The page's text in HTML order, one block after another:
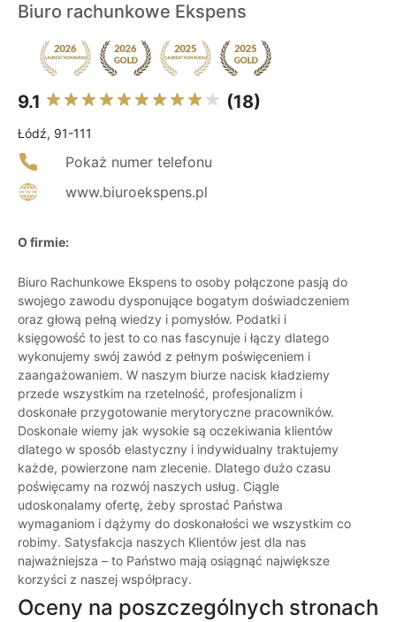
Biuro rachunkowe Ekspens
9.1 (18)
Łódź, 91-111
Pokaż numer telefonu
www.biuroekspens.pl
O firmie:
Biuro Rachunkowe Ekspens to osoby połączone pasją do
swojego zawodu dysponujące bogatym doświadczeniem
oraz głową pełną wiedzy i pomysłów. Podatki i
księgowość to jest to co nas fascynuje i łączy dlatego
wykonujemy swój zawód z pełnym poświęceniem i
zaangażowaniem. W naszym biurze nacisk kładziemy
przede wszystkim na rzetelność, profesjonalizm i
doskonałe przygotowanie merytoryczne pracowników.
Doskonale wiemy jak wysokie są oczekiwania klientów
dlatego w sposób elastyczny i indywidualny traktujemy
każde, powierzone nam zlecenie. Dlatego dużo czasu
poświęcamy na rozwój naszych usług. Ciągle
udoskonalamy ofertę, żeby sprostać Państwa
wymaganiom i dążymy do doskonałości we wszystkim co
robimy. Satysfakcja naszych Klientów jest dla nas
najważniejsza – to Państwo mają osiągnąć największe
korzyści z naszej współpracy.
Oceny na poszczególnych stronach